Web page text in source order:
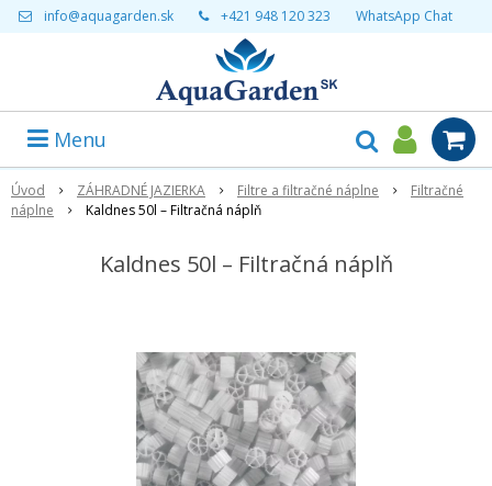
info@aquagarden.sk +421 948 120 323 WhatsApp Chat
Menu
Úvod ZÁHRADNÉ JAZIERKA Filtre a filtračné náplne
Filtračné
náplne
Kaldnes 50l – Filtračná náplň
Kaldnes 50l – Filtračná náplň